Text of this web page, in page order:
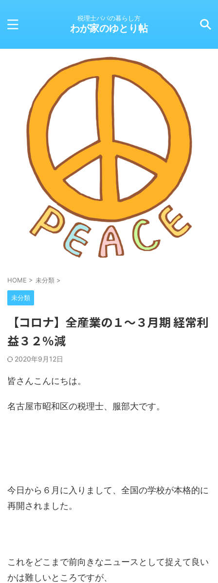
税理士パパの暮らし方
わが家のゆとり帖
HOME > 未分類 >
未分類
【コロナ】全産業の１～３月期 経常利
益３２％減
2020年9月12日
皆さんこんにちは。
名古屋市昭和区の税理士、服部大です。
今日から６月に入りまして、全国の学校が本格的に
再開されました。
これをどこまで前向きなニュースとして捉えて良い
かは難しいところですが、